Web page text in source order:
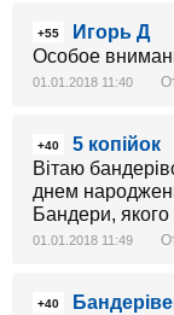
+55
Игорь Д
Особое
01.01.2018 11:40
+40
5 копійок
Вітаю
днем
Бандери, якого
01.01.2018 11:49
+40